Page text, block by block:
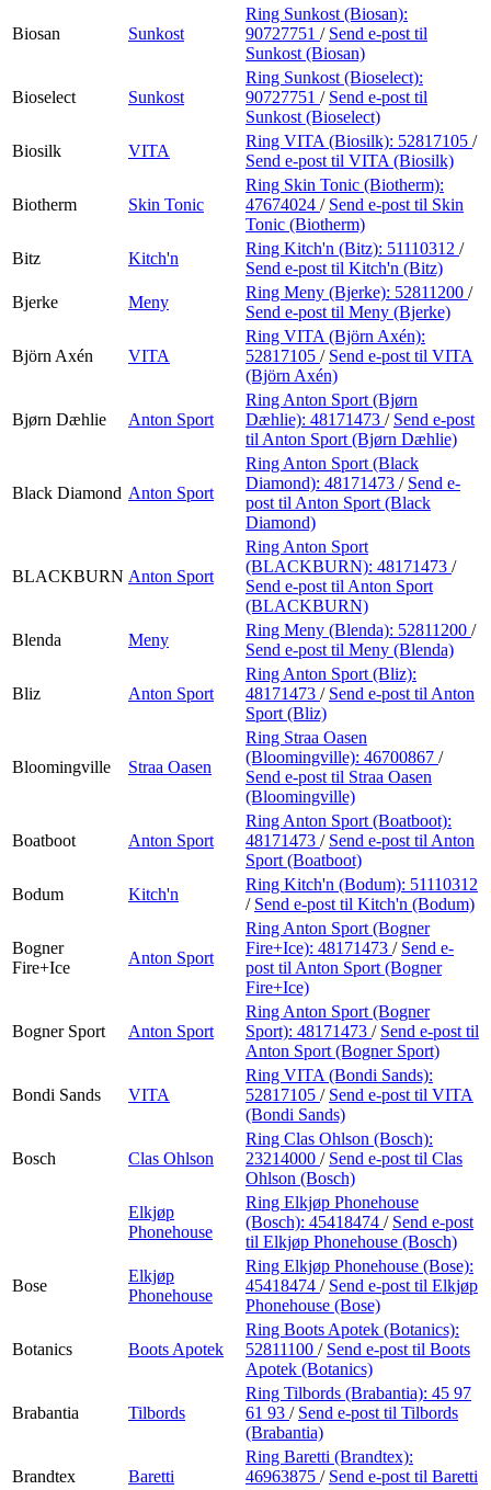
Biosan Sunkost
Ring Sunkost (Biosan):
90727751 / Send e-post til
Sunkost (Biosan)
Bioselect Sunkost
Ring Sunkost (Bioselect):
90727751 / Send e-post til
Sunkost (Bioselect)
Biosilk
VITA
Ring VITA (Biosilk): 52817105 /
Send e-post til VITA (Biosilk)
Biotherm Skin Tonic
Ring Skin Tonic (Biotherm):
47674024 / Send e-post til Skin
Tonic (Biotherm)
Bitz
Kitch'n
Ring Kitch'n (Bitz): 51110312 /
Send e-post til Kitch'n (Bitz)
Bjerke
Meny
Ring Meny (Bjerke): 52811200 /
Send e-post til Meny (Bjerke)
Björn Axén VITA
Ring VITA (Björn Axén):
52817105 / Send e-post til VITA
(Björn Axén)
Bjørn Dæhlie Anton Sport
Ring Anton Sport (Bjørn
Dæhlie): 48171473 / Send e-post
til Anton Sport (Bjørn Dæhlie)
Black Diamond Anton Sport
Ring Anton Sport (Black
Diamond): 48171473 / Send e-
post til Anton Sport (Black
Diamond)
BLACKBURN Anton Sport
Ring Anton Sport
(BLACKBURN): 48171473 /
Send e-post til Anton Sport
(BLACKBURN)
Blenda
Meny
Ring Meny (Blenda): 52811200 /
Send e-post til Meny (Blenda)
Bliz Anton Sport
Ring Anton Sport (Bliz):
48171473 / Send e-post til Anton
Sport (Bliz)
Bloomingville Straa Oasen
Ring Straa Oasen
(Bloomingville): 46700867 /
Send e-post til Straa Oasen
(Bloomingville)
Boatboot Anton Sport
Ring Anton Sport (Boatboot):
48171473 / Send e-post til Anton
Sport (Boatboot)
Bodum
Kitch'n
Ring Kitch'n (Bodum): 51110312
/ Send e-post til Kitch'n (Bodum)
Bogner
Fire+Ice
Anton Sport
Ring Anton Sport (Bogner
Fire+Ice): 48171473 / Send e-
post til Anton Sport (Bogner
Fire+Ice)
Bogner Sport Anton Sport
Ring Anton Sport (Bogner
Sport): 48171473 / Send e-post til
Anton Sport (Bogner Sport)
Bondi Sands VITA
Ring VITA (Bondi Sands):
52817105 / Send e-post til VITA
(Bondi Sands)
Bosch Clas Ohlson
Ring Clas Ohlson (Bosch):
23214000 / Send e-post til Clas
Ohlson (Bosch)
Elkjøp
Phonehouse
Ring Elkjøp Phonehouse
(Bosch): 45418474 / Send e-post
til Elkjøp Phonehouse (Bosch)
Bose
Elkjøp
Phonehouse
Ring Elkjøp Phonehouse (Bose):
45418474 / Send e-post til Elkjøp
Phonehouse (Bose)
Botanics Boots Apotek
Ring Boots Apotek (Botanics):
52811100 / Send e-post til Boots
Apotek (Botanics)
Brabantia Tilbords
Ring Tilbords (Brabantia): 45 97
61 93 / Send e-post til Tilbords
(Brabantia)
Brandtex Baretti
Ring Baretti (Brandtex):
46963875 / Send e-post til Baretti